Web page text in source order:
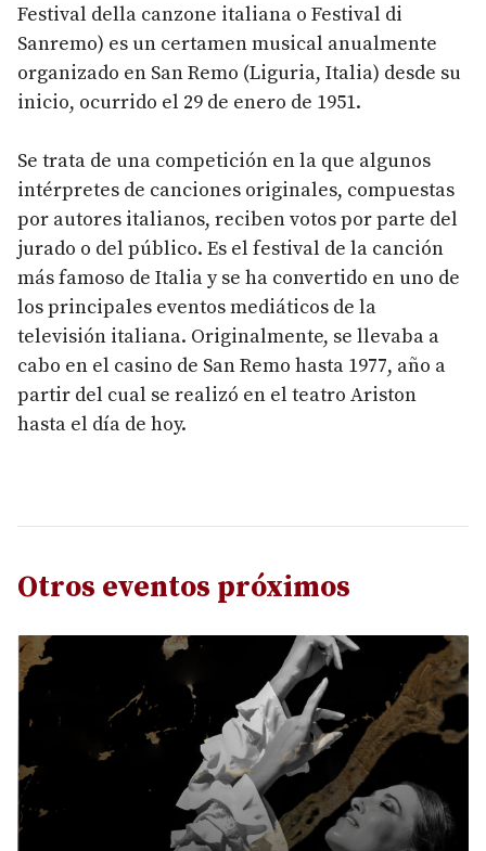
Festival della canzone italiana o Festival di
Sanremo) es un certamen musical anualmente
organizado en San Remo (Liguria, Italia) desde su
inicio, ocurrido el 29 de enero de 1951.
Se trata de una competición en la que algunos
intérpretes de canciones originales, compuestas
por autores italianos, reciben votos por parte del
jurado o del público. Es el festival de la canción
más famoso de Italia y se ha convertido en uno de
los principales eventos mediáticos de la
televisión italiana. Originalmente, se llevaba a
cabo en el casino de San Remo hasta 1977, año a
partir del cual se realizó en el teatro Ariston
hasta el día de hoy.
Otros eventos próximos